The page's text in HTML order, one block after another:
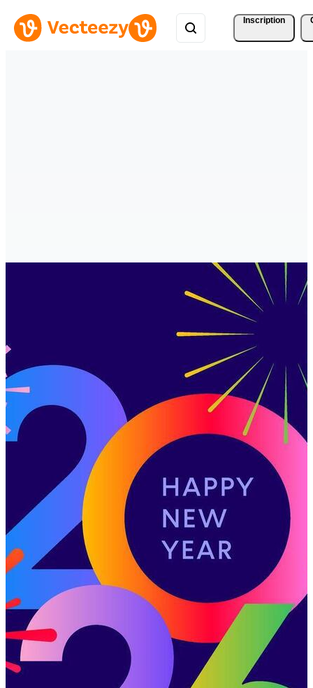
Inscription